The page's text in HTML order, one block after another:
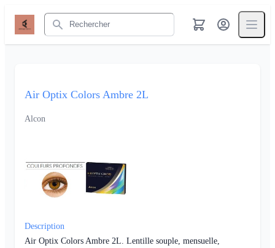
Rechercher
Air Optix Colors Ambre 2L
Alcon
Description
Air Optix Colors Ambre 2L. Lentille souple, mensuelle,